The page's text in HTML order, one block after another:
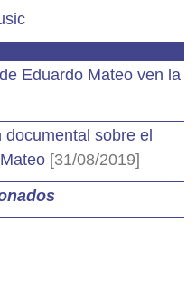
Eduardo Mateo ven la
sobre el
[31/08/2019]